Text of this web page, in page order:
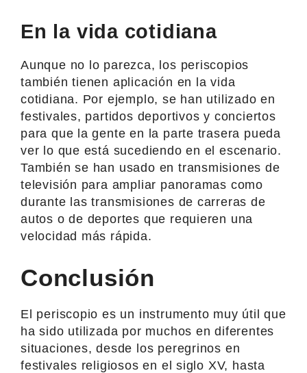
En la vida cotidiana
Aunque no lo parezca, los periscopios
también tienen aplicación en la vida
cotidiana. Por ejemplo, se han utilizado en
festivales, partidos deportivos y conciertos
para que la gente en la parte trasera pueda
ver lo que está sucediendo en el escenario.
También se han usado en transmisiones de
televisión para ampliar panoramas como
durante las transmisiones de carreras de
autos o de deportes que requieren una
velocidad más rápida.
Conclusión
El periscopio es un instrumento muy útil que
ha sido utilizada por muchos en diferentes
situaciones, desde los peregrinos en
festivales religiosos en el siglo XV, hasta